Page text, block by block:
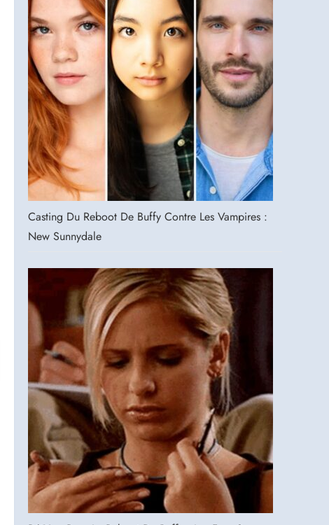
Casting Du Reboot De Buffy Contre Les Vampires :
New Sunnydale